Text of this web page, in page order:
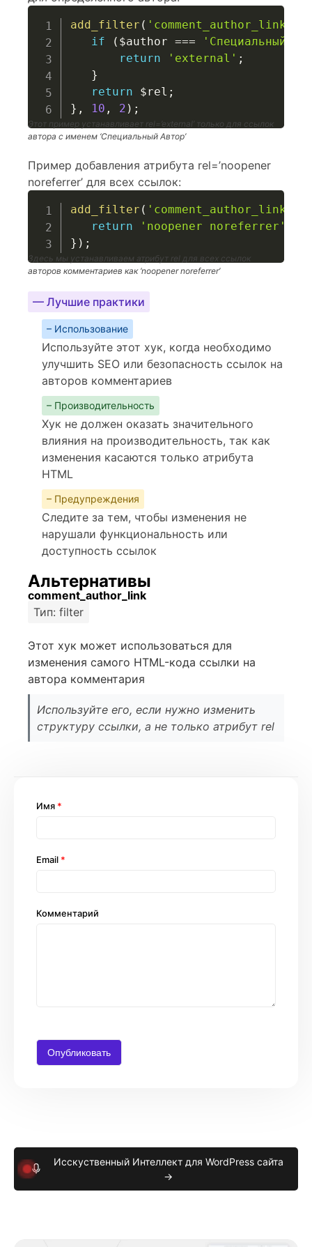
add_filter (
if
( $author ===
'Специальный
return
'external' ;
}
return
$rel ;
} , 10 , 2 ) ;
Этот пример устанавливает rel=’external’ только для ссылок
автора с именем ‘Специальный Автор’
Пример добавления атрибута rel=’noopener
noreferrer’ для всех ссылок:
add_filter (
return
'noopener noreferrer'
} ) ;
Здесь мы устанавливаем атрибут rel для всех ссылок
авторов комментариев как ‘noopener noreferrer’
— Лучшие практики
– Использование
Используйте этот хук, когда необходимо
улучшить SEO или безопасность ссылок на
авторов комментариев
– Производительность
Хук не должен оказать значительного
влияния на производительность, так как
изменения касаются только атрибута
HTML
– Предупреждения
Следите за тем, чтобы изменения не
нарушали функциональность или
доступность ссылок
Альтернативы
comment_author_link
Тип: filter
Этот хук может использоваться для
изменения самого HTML-кода ссылки на
автора комментария
Используйте его, если нужно изменить
структуру ссылки, а не только атрибут rel
Комментарий
Имя *
Email *
Исскуственный Интеллект для WordPress сайта
→